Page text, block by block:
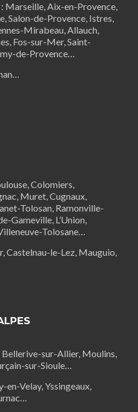
: Marseille,Aix-en-Provence,
,Salon-de-Provence, Istres,
Mirabeau,Allauch,
, Fos-sur-Mer,Saint-
de-Provence…
,Colomiers,
, Muret,Cugnaux,
Tolosan, Ramonville-
Gameville, L’Union,
Tolosane…
,Castelnau-le-Lez, Mauguio,
Bellerive-sur-Allier, Moulins,
sur-Sioule…
en-Velay,Yssingeaux,
…